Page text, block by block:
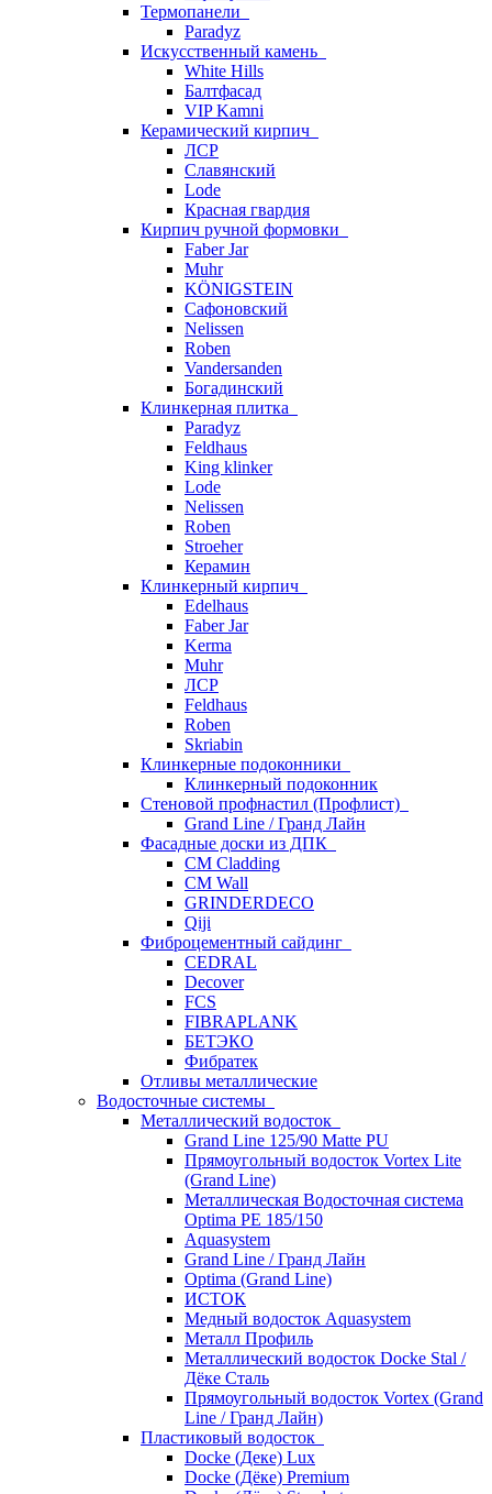
Термопанели
Paradyz
Искусственный камень
White Hills
Балтфасад
VIP Kamni
Керамический кирпич
ЛСР
Славянский
Lode
Красная гвардия
Кирпич ручной формовки
Faber Jar
Muhr
KÖNIGSTEIN
Сафоновский
Nelissen
Roben
Vandersanden
Богадинский
Клинкерная плитка
Paradyz
Feldhaus
King klinker
Lode
Nelissen
Roben
Stroeher
Керамин
Клинкерный кирпич
Edelhaus
Faber Jar
Kerma
Muhr
ЛСР
Feldhaus
Roben
Skriabin
Клинкерные подоконники
Клинкерный подоконник
Стеновой профнастил (Профлист)
Grand Line / Гранд Лайн
Фасадные доски из ДПК
CM Cladding
CM Wall
GRINDERDECO
Qiji
Фиброцементный сайдинг
CEDRAL
Decover
FCS
FIBRAPLANK
БЕТЭКО
Фибратек
Отливы металлические
Водосточные системы
Металлический водосток
Grand Line 125/90 Matte PU
Прямоугольный водосток Vortex Lite
(Grand Line)
Металлическая Водосточная система
Optima PE 185/150
Aquasystem
Grand Line / Гранд Лайн
Optima (Grand Line)
ИСТОК
Медный водосток Aquasystem
Металл Профиль
Металлический водосток Docke Stal /
Дёке Сталь
Прямоугольный водосток Vortex (Grand
Line / Гранд Лайн)
Пластиковый водосток
Docke (Деке) Lux
Docke (Дёке) Premium